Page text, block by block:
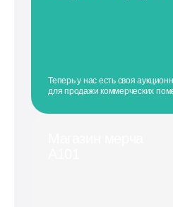
Теперь у нас есть своя
для продажи коммерческих